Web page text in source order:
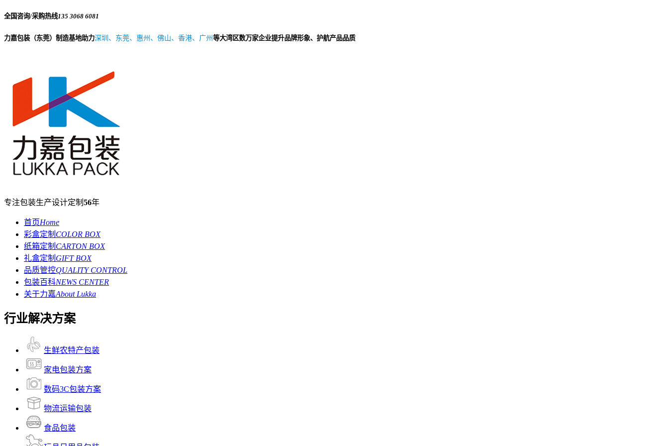
全国咨询/采购热线135 3068 6081
力嘉包装（东莞）制造基地助力深圳、东莞、惠州、佛山、香港、广州 等大湾区数万家企业提升品牌形象、护航产品品质
专注包装生产设计定制 56年
首页Home
彩盒定制 COLOR BOX
纸箱定制 CARTON BOX
礼盒定制 GIFT BOX
品质管控QUALITY CONTROL
包装百科NEWS CENTER
关于力嘉About Lukka
行业解决方案
生鲜农特产包装
家电包装方案
数码3C包装方案
物流运输包装
食品包装